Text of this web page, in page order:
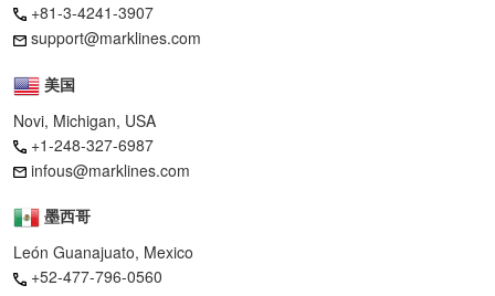
+81-3-4241-3907
support@marklines.com
美国
Novi, Michigan, USA
+1-248-327-6987
infous@marklines.com
墨西哥
León Guanajuato, Mexico
+52-477-796-0560